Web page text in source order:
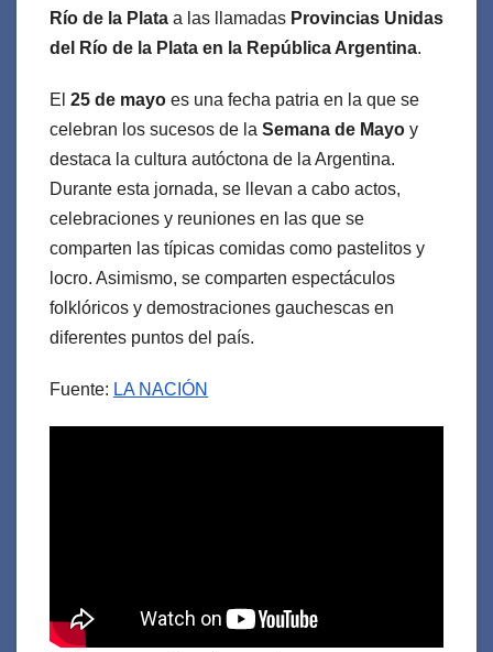
Río de la Plata a las llamadas Provincias Unidas
del Río de la Plata en la República Argentina.
El 25 de mayo es una fecha patria en la que se
celebran los sucesos de la Semana de Mayo y
destaca la cultura autóctona de la Argentina.
Durante esta jornada, se llevan a cabo actos,
celebraciones y reuniones en las que se
comparten las típicas comidas como pastelitos y
locro. Asimismo, se comparten espectáculos
folklóricos y demostraciones gauchescas en
diferentes puntos del país.
Fuente: LA NACIÓN